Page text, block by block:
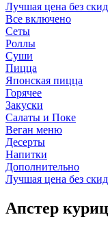
Лучшая цена без
Все включено
Сеты
Роллы
Суши
Пицца
Японская пицца
Горячее
Закуски
Салаты и Поке
Веган меню
Десерты
Напитки
Дополнительно
Лучшая цена без
Апстер